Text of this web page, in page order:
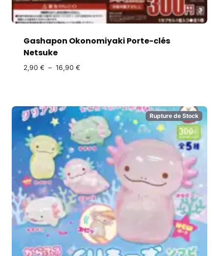
Gashapon Okonomiyaki Porte-clés
Netsuke
2,90 € – 16,90 €
Rupture de Stock